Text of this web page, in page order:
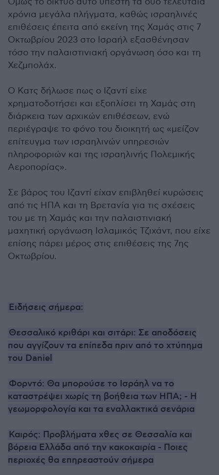
χρόνια μεγάλα πλήγματα, καθώς ισραηλινές
επιθέσεις έπειτα από εκείνη της Χαμάς στις 7
Οκτωβρίου 2023 στο Ισραήλ εξασθένησαν
τόσο την παλαιστινιακή οργάνωση όσο και τη
Χεζμπολάχ.
Ο Κατς δήλωσε πως ο Ιζαντί είχε
χρηματοδοτήσει και εξοπλίσει τη Χαμάς στη
διάρκεια των αρχικών επιθέσεων, ενώ
περιέγραψε το φόνο του διοικητή ως «μείζον
επίτευγμα των ισραηλινών υπηρεσιών
πληροφοριών και της ισραηλινής Πολεμικής
Αεροπορίας».
Σε βάρος του Ιζαντί είχαν επιβληθεί κυρώσεις
από τις ΗΠΑ και τη Βρετανία για τις σχέσεις
του με τη Χαμάς και την παλαιστινιακή
μαχητική οργάνωση Ισλαμικός Τζιχάντ, που είχε
επίσης πάρει μέρος στις επιθέσεις της 7ης
Οκτωβρίου.
Ειδήσεις σήμερα:
Θεσσαλικό κριθάρι και σιτάρι: Σε αποδόσεις
που αγγίζουν τα επίπεδα πριν από το χτύπημα
του Daniel
Φορντό: Θα μπορούσε το Ισράηλ να το
καταστρέψει χωρίς τη βοήθεια των ΗΠΑ; - Η
γεωμορφολογία και τα εναλλακτικά σενάρια
Καιρός: Προβλήματα χθες σε Θεσσαλία και
βόρεια Ελλάδα από την κακοκαιρία - Ποιες
περιοχές θα επηρεαστούν σήμερα